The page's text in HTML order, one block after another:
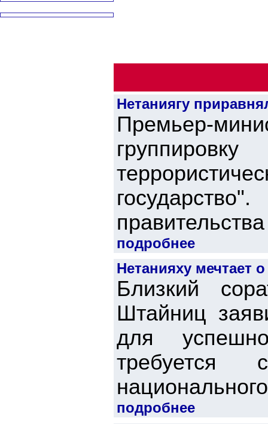
Нетаниягу
Премьер-
подробнее
Нетанияху мечтает
Близкий
Штайниц
для
требуется
подробнее